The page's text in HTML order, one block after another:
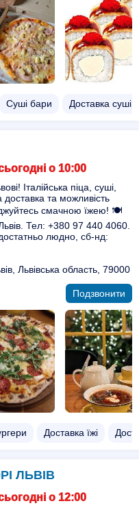
Суші бари Доставка суші
о 10:00
Італійська піца, суші,
та можливість
смачною їжею! 🍽️
Тел: +380 97 440 4060.
людно, сб-нд:
Львівська область, 79000
Подзвонити
Доставка їжі
ЛЬВІВ
о 12:00